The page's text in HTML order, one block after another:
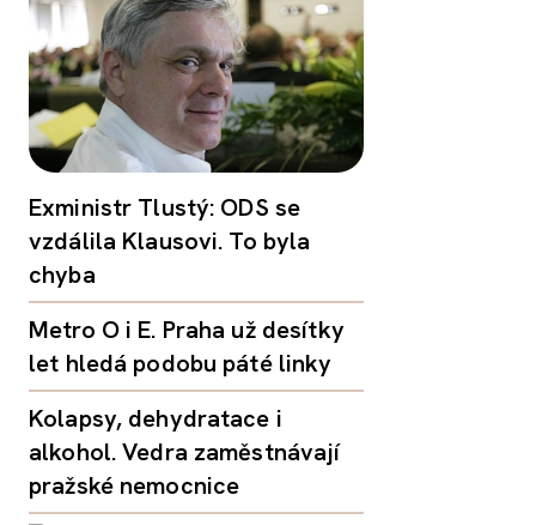
Exministr Tlustý: ODS se
vzdálila Klausovi. To byla
chyba
Metro O i E. Praha už desítky
let hledá podobu páté linky
Kolapsy, dehydratace i
alkohol. Vedra zaměstnávají
pražské nemocnice